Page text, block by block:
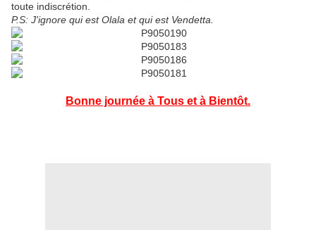
toute indiscrétion.
P.S: J'ignore qui est Olala et qui est Vendetta.
Bonne journée à Tous et à Bientôt.